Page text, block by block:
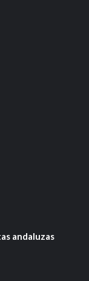
andaluzas